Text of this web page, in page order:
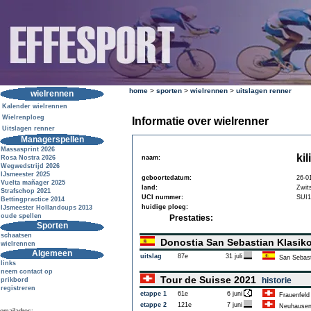
wielrennen
Kalender wielrennen
Wielrenploeg
Uitslagen renner
Managerspellen
Massasprint 2026
Rosa Nostra 2026
Wegwedstrijd 2026
IJsmeester 2025
Vuelta mañager 2025
Strafschop 2021
Bettingpractice 2014
IJsmeester Hollandcups 2013
oude spellen
Sporten
schaatsen
wielrennen
Algemeen
links
neem contact op
prikbord
registreren
home > sporten > wielrennen > uitslagen renner
Informatie over wielrenner
naam:
geboortedatum:
26-
land:
UCI nummer:
huidige ploeg:
Prestaties:
Donostia San Sebastian
uitslag 87e 31 juli San
Tour de Suisse 2021 historie
etappe 1 61e 6 juni
Frauenfeld
etappe 2
121e 7 juni